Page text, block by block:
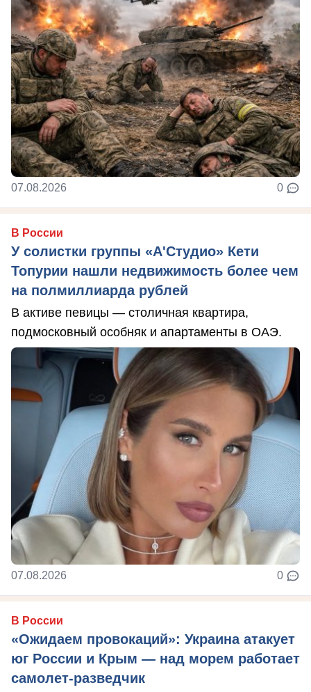
07.08.2026 0
В России
У солистки группы «А'Студио» Кети
Топурии нашли недвижимость более чем
на полмиллиарда рублей
В активе певицы — столичная квартира,
подмосковный особняк и апартаменты в ОАЭ.
07.08.2026 0
В России
«Ожидаем провокаций»: Украина атакует
юг России и Крым — над морем работает
самолет-разведчик